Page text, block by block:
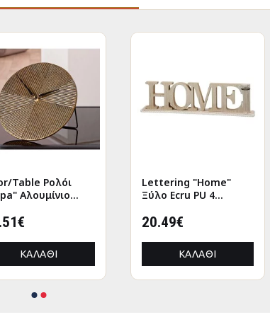
Table Ρολόι
Αλουμίνιο
D. 205 cm
ΚΑΛΆΘΙ
Lettering "Home"
Ξύλο Ecru PU 4
20.49€
ΚΑΛΆΘΙ